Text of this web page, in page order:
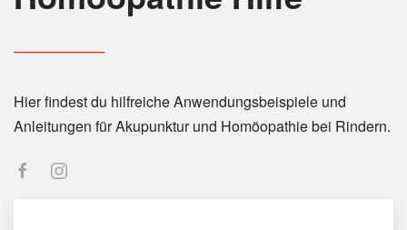
Hier findest du hilfreiche Anwendungsbeispiele und
Anleitungen für Akupunktur und Homöopathie bei Rindern.